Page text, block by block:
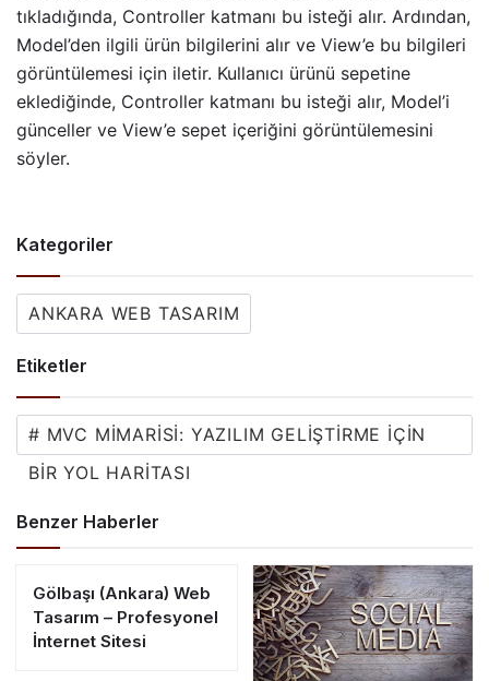
tıkladığında, Controller katmanı bu isteği alır. Ardından,
Model’den ilgili ürün bilgilerini alır ve View’e bu bilgileri
görüntülemesi için iletir. Kullanıcı ürünü sepetine
eklediğinde, Controller katmanı bu isteği alır, Model’i
günceller ve View’e sepet içeriğini görüntülemesini
söyler.
Kategoriler
ANKARA WEB TASARIM
Etiketler
# MVC MIMARISI: YAZILIM GELIŞTIRME İÇIN
BIR YOL HARITASI
Benzer Haberler
Gölbaşı (Ankara) Web
Tasarım – Profesyonel
İnternet Sitesi